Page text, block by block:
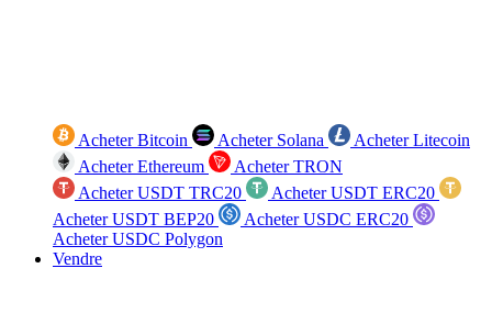
Acheter Bitcoin Acheter Solana
Acheter Litecoin
Acheter Ethereum
Acheter TRON
Acheter USDT TRC20
Acheter USDT ERC20
Acheter USDT BEP20
Acheter USDC ERC20
Acheter USDC Polygon
Vendre